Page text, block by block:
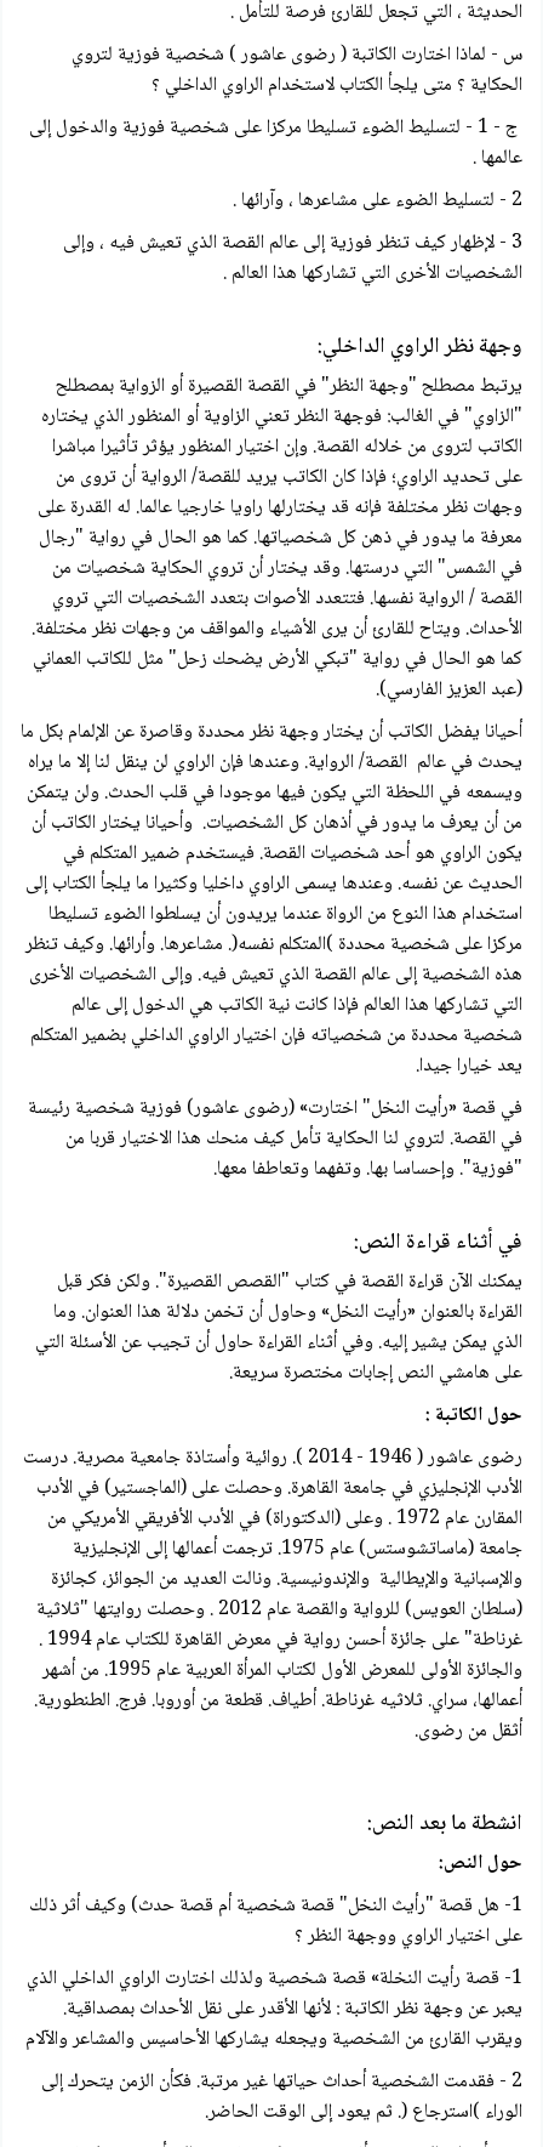
الحديثة ، التي تجعل للقارئ فرصة للتأمل .
س - لماذا اختارت الكاتبة ( رضوى عاشور ) شخصية فوزية لتروي
الحكاية ؟ متى يلجأ الكتاب لاستخدام الراوي الداخلي ؟
ج - 1 - لتسليط الضوء تسليطا مركزا على شخصية فوزية والدخول إلى
عالمها .
2 - لتسليط الضوء على مشاعرها ، وآرائها .
3 - لإظهار كيف تنظر فوزية إلى عالم القصة الذي تعيش فيه ، وإلى
الشخصيات الأخرى التي تشاركها هذا العالم .
وجهة نظر الراوي الداخلي:
يرتبط مصطلح "وجهة النظر" في القصة القصيرة أو الزواية بمصطلح
"الزاوي" في الغالب: فوجهة النظر تعني الزاوية أو المنظور الذي يختاره
الكاتب لتروى من خلاله القصة. وإن اختيار المنظور يؤثر تأثيرا مباشرا
على تحديد الراوي؛ فإذا كان الكاتب يريد للقصة/ الرواية أن تروى من
وجهات نظر مختلفة فإنه قد يختارلها راويا خارجيا عالما. له القدرة على
معرفة ما يدور في ذهن كل شخصياتها. كما هو الحال في رواية "رجال
في الشمس" التي درستها. وقد يختار أن تروي الحكاية شخصيات من
القصة / الرواية نفسها. فتتعدد الأصوات بتعدد الشخصيات التي تروي
الأحداث. ويتاح للقارئ أن يرى الأشياء والمواقف من وجهات نظر مختلفة.
كما هو الحال في رواية "تبكي الأرض يضحك زحل" مثل للكاتب العماني
(عبد العزيز الفارسي).
أحيانا يفضل الكاتب أن يختار وجهة نظر محددة وقاصرة عن الإلمام بكل ما
يحدث في عالم القصة/ الرواية. وعندها فإن الراوي لن ينقل لنا إلا ما يراه
ويسمعه في اللحظة التي يكون فيها موجودا في قلب الحدث. ولن يتمكن
من أن يعرف ما يدور في أذهان كل الشخصيات. وأحيانا يختار الكاتب أن
يكون الراوي هو أحد شخصيات القصة. فيستخدم ضمير المتكلم في
الحديث عن نفسه. وعندها يسمى الراوي داخليا وكثيرا ما يلجأ الكتاب إلى
استخدام هذا النوع من الرواة عندما يريدون أن يسلطوا الضوء تسليطا
مركزا على شخصية محددة )المتكلم نفسه(. مشاعرها. وأرائها. وكيف تنظر
هذه الشخصية إلى عالم القصة الذي تعيش فيه. وإلى الشخصيات الأخرى
التي تشاركها هذا العالم فإذا كانت نية الكاتب هي الدخول إلى عالم
شخصية محددة من شخصياته فإن اختيار الراوي الداخلي بضمير المتكلم
يعد خيارا جيدا.
في قصة «رأيت النخل" اختارت» (رضوى عاشور) فوزية شخصية رئيسة
في القصة. لتروي لنا الحكاية تأمل كيف منحك هذا الاختيار قربا من
"فوزية". وإحساسا بها. وتفهما وتعاطفا معها.
في أثناء قراءة النص:
يمكنك الآن قراءة القصة في كتاب "القصص القصيرة". ولكن فكر قبل
القراءة بالعنوان «رأيت النخل» وحاول أن تخمن دلالة هذا العنوان. وما
الذي يمكن يشير إليه. وفي أثناء القراءة حاول أن تجيب عن الأسئلة التي
على هامشي النص إجابات مختصرة سريعة.
حول الكاتبة :
رضوى عاشور ( 1946 - 2014 ). روائية وأستاذة جامعية مصرية. درست
الأدب الإنجليزي في جامعة القاهرة. وحصلت على (الماجستير) في الأدب
المقارن عام 1972 . وعلى (الدكتوراة) في الأدب الأفريقي الأمريكي من
جامعة (ماساتشوستس) عام 1975. ترجمت أعمالها إلى الإنجليزية
والإسبانية والإيطالية والإندونيسية. ونالت العديد من الجوائز، كجائزة
(سلطان العويس) للرواية والقصة عام 2012 . وحصلت روايتها "ثلاثية
غرناطة" على جائزة أحسن رواية في معرض القاهرة للكتاب عام 1994 .
والجائزة الأولى للمعرض الأول لكتاب المرأة العربية عام 1995. من أشهر
أعمالها، سراي. ثلاثيه غرناطة. أطياف. قطعة من أوروبا. فرج. الطنطورية.
أثقل من رضوى.
انشطة ما بعد النص:
حول النص:
1- هل قصة "رأيث النخل" قصة شخصية أم قصة حدث) وكيف أثر ذلك
على اختيار الراوي ووجهة النظر ؟
1- قصة رأيت النخلة» قصة شخصية ولذلك اختارت الراوي الداخلي الذي
يعبر عن وجهة نظر الكاتبة : لأنها الأقدر على نقل الأحداث بمصداقية.
ويقرب القارئ من الشخصية ويجعله يشاركها الأحاسيس والمشاعر والآلام
2 - فقدمت الشخصية أحداث حياتها غير مرتبة. فكأن الزمن يتحرك إلى
الوراء )استرجاع (. ثم يعود إلى الوقت الحاضر.